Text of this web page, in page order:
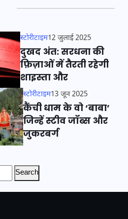
स्टोरीटाइम12 जुलाई 2025
दुखद अंत: सरधना की
फ़िज़ाओं में तैरती रहेगी
शाइस्ता और
स्टोरीटाइम13 जून 2025
कैंची धाम के वो ‘बाबा’
जिन्हें स्टीव जॉब्स और
जुकरबर्ग
Search